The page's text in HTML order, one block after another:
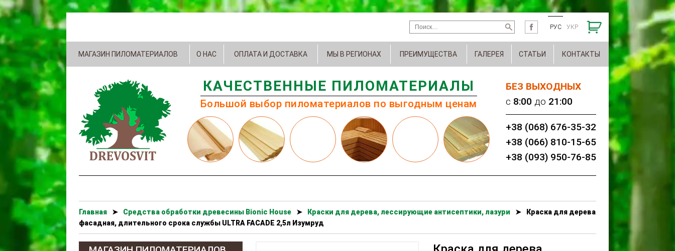
РУС УКР
МАГАЗИН ПИЛОМАТЕРИАЛОВ О НАС ОПЛАТА И ДОСТАВКА МЫ В РЕГИОНАХ ПРЕИМУЩЕСТВА ГАЛЕРЕЯ СТАТЬИ КОНТАКТЫ
БЕЗ ВЫХОДНЫХ
c 8:00 до 21:00
+38 (068) 676-35-32
+38 (066) 810-15-65
+38 (093) 950-76-85
КАЧЕСТВЕННЫЕ ПИЛОМАТЕРИАЛЫ
Большой выбор пиломатериалов по выгодным ценам
Главная ➤ Cредства обработки древесины Bionic House ➤ Краски для дерева, лессирующие антисептики, лазури ➤
Краска для дерева
фасадная, длительного срока службы ULTRA FACADE 2,5л Изумруд